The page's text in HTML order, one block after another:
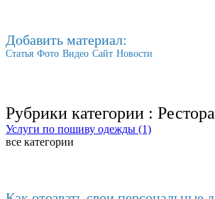
Добавить материал:
Статья Фото Видео Сайт Новости
Рубрики категории :
Услуги по пошиву одежды (1)
все категории